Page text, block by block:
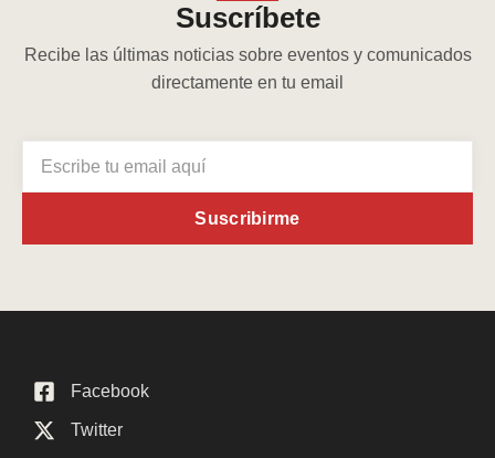
Suscríbete
Recibe las últimas noticias sobre eventos y comunicados
directamente en tu email
Suscribirme
Facebook
Twitter